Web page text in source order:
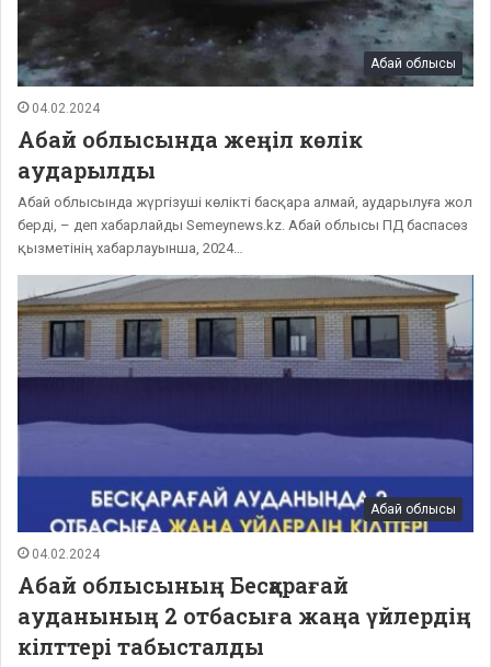
Абай облысы
04.02.2024
Абай облысында жеңіл көлік
аударылды
Абай облысында жүргізуші көлікті басқара алмай, аударылуға жол
берді, – деп хабарлайды Semeynews.kz. Абай облысы ПД баспасөз
қызметінің хабарлауынша, 2024…
Абай облысы
04.02.2024
Абай облысының Бесқарағай
ауданының 2 отбасыға жаңа үйлердің
кілттері табысталды